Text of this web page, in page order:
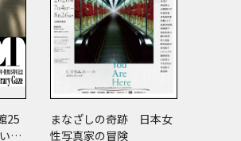
25
目
まなざしの奇跡 日本女
性写真家の冒険